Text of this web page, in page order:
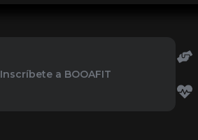
Inscríbete a BOOAFIT